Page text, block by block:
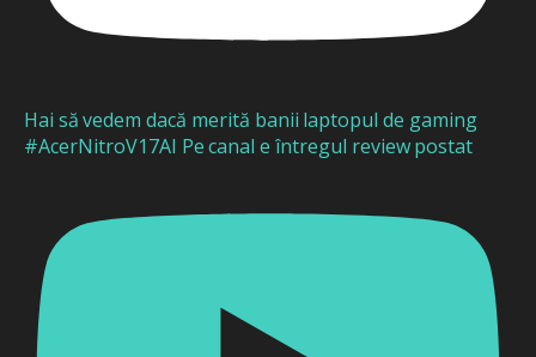
Hai să vedem dacă merită banii laptopul de gaming
#AcerNitroV17AI Pe canal e întregul review postat